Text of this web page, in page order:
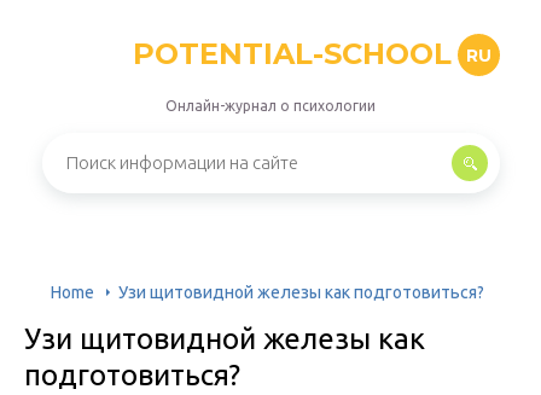
POTENTIAL-SCHOOL RU
Онлайн-журнал о психологии
Home Узи щитовидной железы как подготовиться?
Узи щитовидной железы как
подготовиться?